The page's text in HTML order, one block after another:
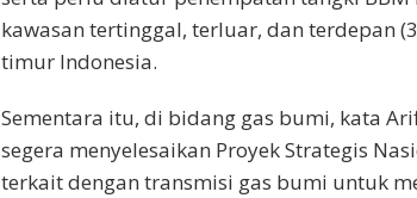
kawasan tertinggal, terluar, dan terdepan
timur Indonesia.
Sementara itu, di bidang gas bumi, kata
segera menyelesaikan Proyek Strategis
terkait dengan transmisi gas bumi untuk